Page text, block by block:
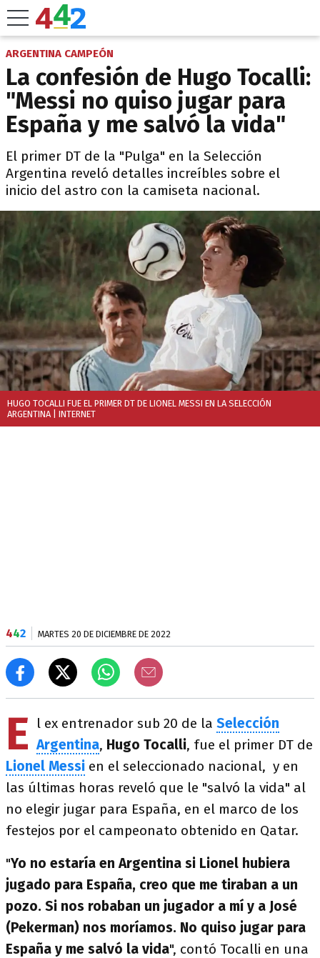
ARGENTINA CAMPEÓN
La confesión de Hugo Tocalli:
"Messi no quiso jugar para
España y me salvó la vida"
El primer DT de la "Pulga" en la Selección
Argentina reveló detalles increíbles sobre el
inicio del astro con la camiseta nacional.
HUGO TOCALLI FUE EL PRIMER DT DE LIONEL MESSI EN LA SELECCIÓN
ARGENTINA | INTERNET
442 MARTES 20 DE DICIEMBRE DE 2022
E l ex entrenador sub 20 de la Selección
Argentina, Hugo Tocalli, fue el primer DT de
Lionel Messi en el seleccionado nacional, y en
las últimas horas reveló que le "salvó la vida" al
no elegir jugar para España, en el marco de los
festejos por el campeonato obtenido en Qatar.
"Yo no estaría en Argentina si Lionel hubiera
jugado para España, creo que me tiraban a un
pozo. Si nos robaban un jugador a mí y a José
(Pekerman) nos moríamos. No quiso jugar para
España y me salvó la vida", contó Tocalli en una